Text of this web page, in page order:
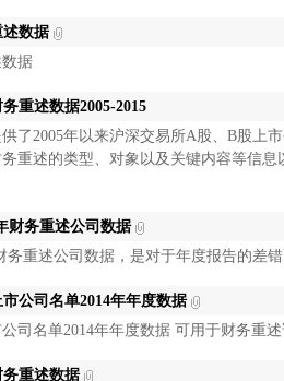
数据
据
重述数据2005-2015
了2005年以来沪深交易所A股、B股上
重述的类型、对象以及关键内容等信
财务重述公司数据
务重述公司数据，是对于年度报告的差
公司名单2014年年度数据
司名单2014年年度数据 可用于财务重
重述数据